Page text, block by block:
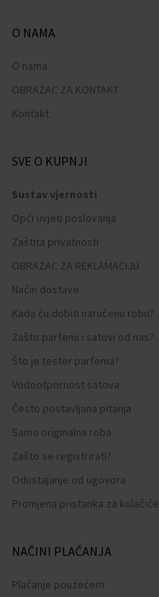
O NAMA
O nama
OBRAZAC ZA KONTAKT
Kontakt
SVE O KUPNJI
Sustav vjernosti
Opći uvjeti poslovanja
Zaštita privatnosti
OBRAZAC ZA REKLAMACIJU
Način dostave
Kada ću dobiti naručenu robu?
Zašto parfemi i satovi od nas?
Što je tester parfema?
Vodootpornost satova
Često postavljana pitanja
Samo originalna roba
Zašto se registrirati?
Odustajanje od ugovora
Promjena pristanka za kolačiće
NAČINI PLAĆANJA
Plaćanje pouzećem